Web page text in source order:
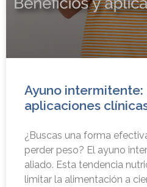
Ayuno intermitente:
aplicaciones
¿Buscas una forma
perder peso? El ayuno
aliado. Esta tendencia
limitar la alimentación a